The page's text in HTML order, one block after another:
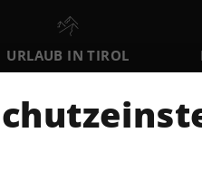
URLAUB IN TIROL
MO